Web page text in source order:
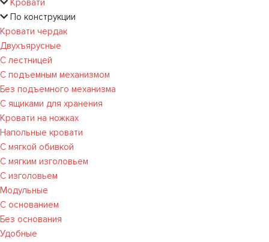
Кровати
По конструкции
Кровати чердак
Двухъярусные
С лестницей
С подъемным механизмом
Без подъемного механизма
С ящиками для хранения
Кровати на ножках
Напольные кровати
С мягкой обивкой
С мягким изголовьем
С изголовьем
Модульные
С основанием
Без основания
Удобные